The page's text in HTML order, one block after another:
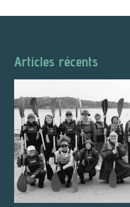
Articles récents